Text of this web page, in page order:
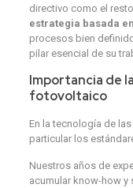
directivo como el
estrategia basada
procesos bien
pilar esencial de su
Importancia de
fotovoltaico
En la tecnología de
particular los
Nuestros años de
acumular know-how y